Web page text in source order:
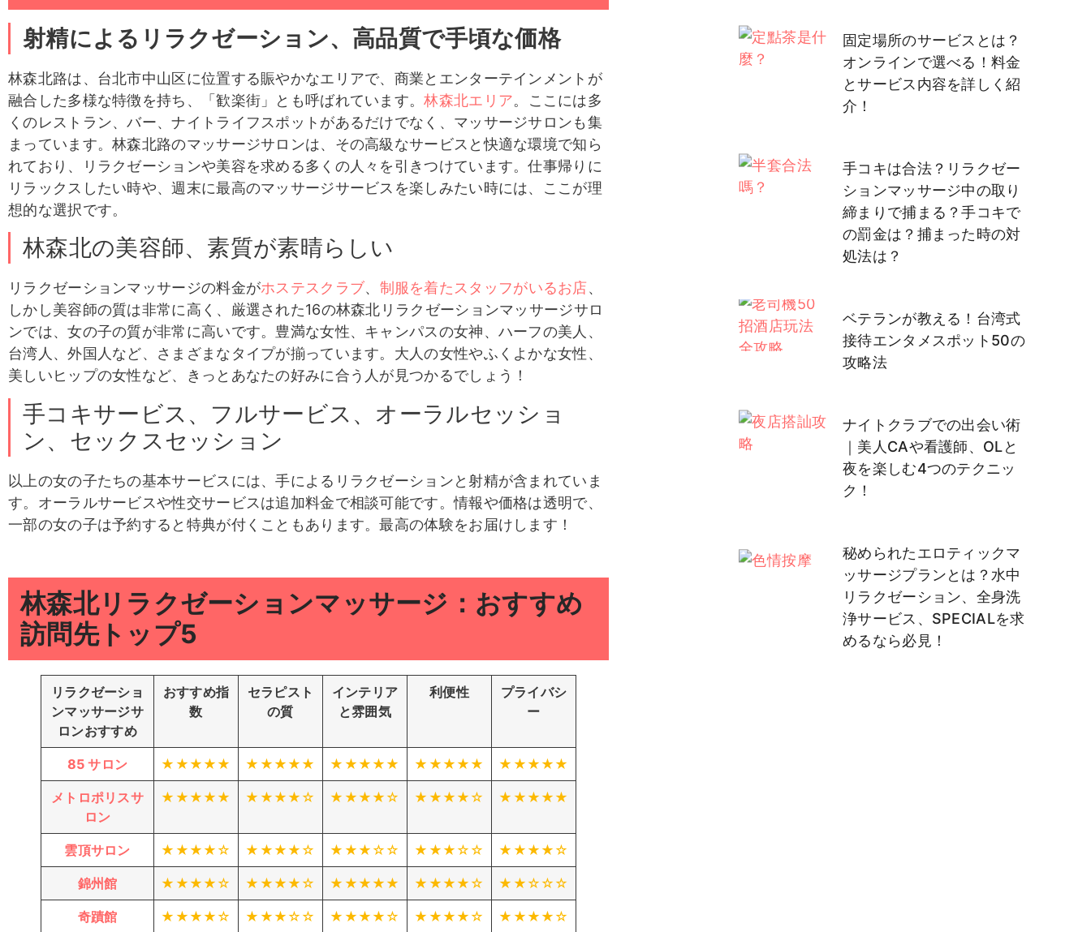
射精によるリラクゼーション、高品質で手頃な価格
林森北路は、台北市中山区に位置する賑やかなエリアで、商業とエンターテインメントが
融合した多様な特徴を持ち、「歓楽街」とも呼ばれています。林森北エリア。ここには多
くのレストラン、バー、ナイトライフスポットがあるだけでなく、マッサージサロンも集
まっています。林森北路のマッサージサロンは、その高級なサービスと快適な環境で知ら
れており、リラクゼーションや美容を求める多くの人々を引きつけています。仕事帰りに
リラックスしたい時や、週末に最高のマッサージサービスを楽しみたい時には、ここが理
想的な選択です。
林森北の美容師、素質が素晴らしい
リラクゼーションマッサージの料金がホステスクラブ、 制服を着たスタッフがいるお店、
しかし美容師の質は非常に高く、厳選された16の林森北リラクゼーションマッサージサロ
ンでは、女の子の質が非常に高いです。豊満な女性、キャンパスの女神、ハーフの美人、
台湾人、外国人など、さまざまなタイプが揃っています。大人の女性やふくよかな女性、
美しいヒップの女性など、きっとあなたの好みに合う人が見つかるでしょう！
手コキサービス、フルサービス、オーラルセッショ
ン、セックスセッション
以上の女の子たちの基本サービスには、手によるリラクゼーションと射精が含まれていま
す。オーラルサービスや性交サービスは追加料金で相談可能です。情報や価格は透明で、
一部の女の子は予約すると特典が付くこともあります。最高の体験をお届けします！
林森北リラクゼーションマッサージ：おすすめ
訪問先トップ5
リラクゼーショ
ンマッサージサ
ロンおすすめ
おすすめ指
数
セラピスト
の質
インテリア
と雰囲気
利便性
プライバシ
ー
85 サロン ★★★★★ ★★★★★ ★★★★★ ★★★★★ ★★★★★
メトロポリスサ
ロン
★★★★★ ★★★★☆ ★★★★☆ ★★★★☆ ★★★★★
雲頂サロン ★★★★☆ ★★★★☆ ★★★ ☆ ☆ ★★★ ☆ ☆ ★★★★☆
錦州館 ★★★★☆ ★★★★☆ ★★★★★ ★★★★☆ ★★☆☆☆
奇蹟館 ★★★★☆ ★★★☆☆ ★★★★☆ ★★★★☆ ★★★★☆
固定場所のサービスとは？
オンラインで選べる！料金
とサービス内容を詳しく紹
介！
手コキは合法？リラクゼー
ションマッサージ中の取り
締まりで捕まる？手コキで
の罰金は？捕まった時の対
処法は？
ベテランが教える！台湾式
接待エンタメスポット50の
攻略法
ナイトクラブでの出会い術
｜美人CAや看護師、OLと
夜を楽しむ4つのテクニッ
ク！
秘められたエロティックマ
ッサージプランとは？水中
リラクゼーション、全身洗
浄サービス、SPECIALを求
めるなら必見！